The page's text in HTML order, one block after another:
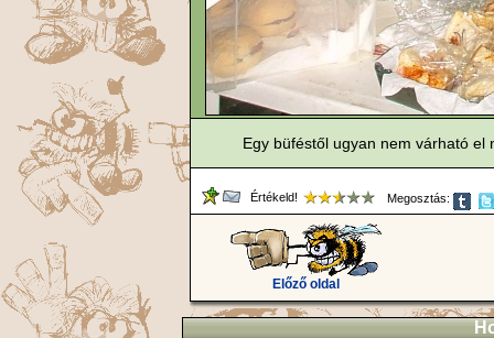
Egy büféstől ugyan nem várható
Értékeld! Megosztás:
Előző oldal